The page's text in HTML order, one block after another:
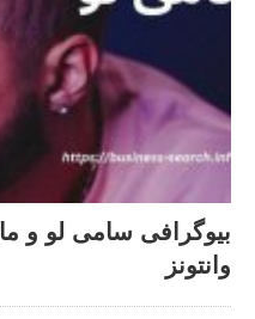
بیوگرافی سامی لو و
وانتونز